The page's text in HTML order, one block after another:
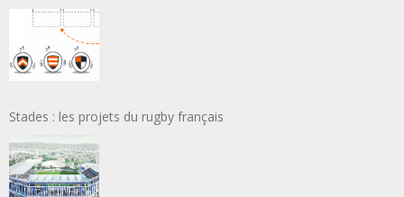
Stades : les projets du rugby français